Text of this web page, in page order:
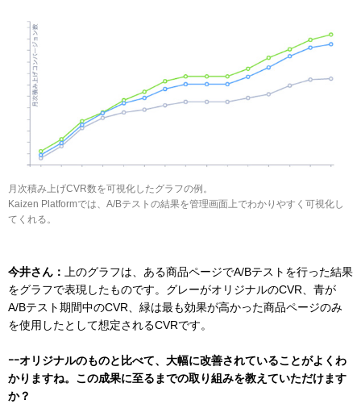
月次積み上げCVR数を可視化したグラフの例。
Kaizen Platformでは、A/Bテストの結果を管理画面上でわかりやすく可視化し
てくれる。
今井さん：
上のグラフは、ある商品ページでA/Bテストを行った結果
をグラフで表現したものです。グレーがオリジナルのCVR、青が
A/Bテスト期間中のCVR、緑は最も効果が高かった商品ページのみ
を使用したとして想定されるCVRです。
ｰｰオリジナルのものと比べて、大幅に改善されていることがよくわ
かりますね。この成果に至るまでの取り組みを教えていただけます
か？